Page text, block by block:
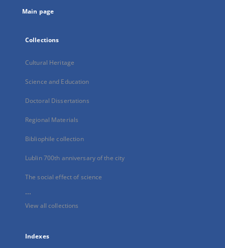
Main page
Collections
Cultural Heritage
Science and Education
Doctoral Dissertations
Regional Materials
Bibliophile collection
Lublin 700th anniversary of the city
The social effect of science
...
View all collections
Indexes